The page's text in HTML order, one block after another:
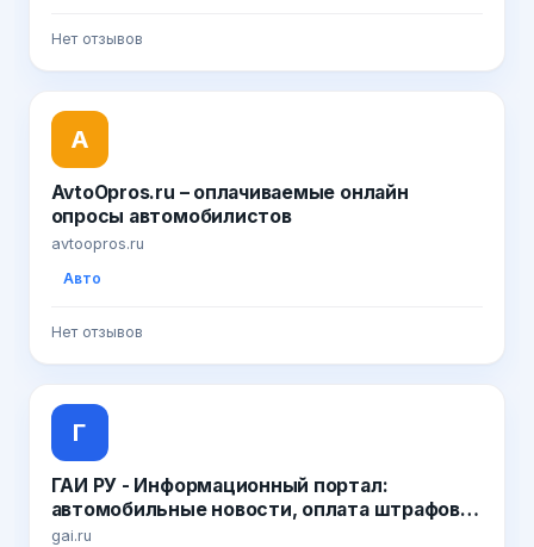
Нет отзывов
A
AvtoOpros.ru – оплачиваемые онлайн
опросы автомобилистов
avtoopros.ru
Авто
Нет отзывов
Г
ГАИ РУ - Информационный портал:
автомобильные новости, оплата штрафов
ГИБДД | Форум автомобилистов |
gai.ru